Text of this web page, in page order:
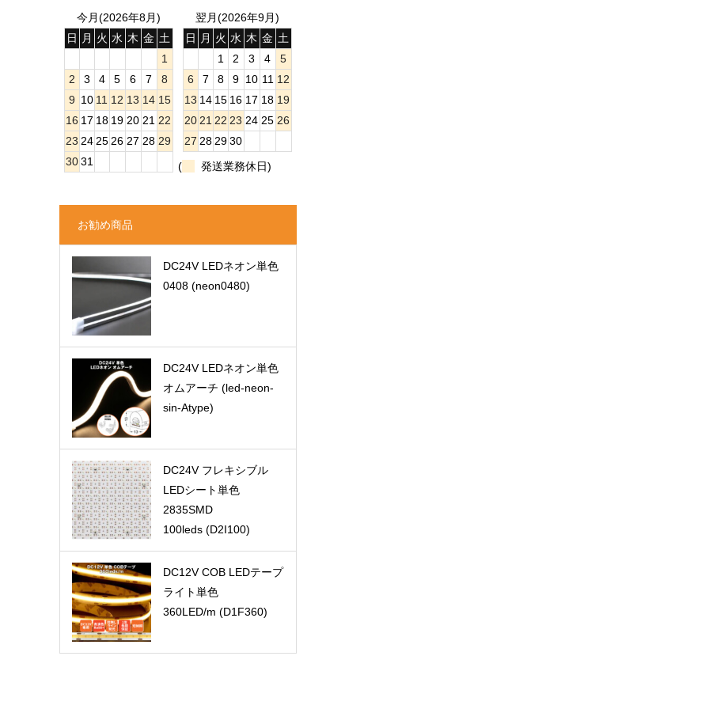
今月(2026年8月)
日
月 火 水 木 金 土
1
2
3 4 5 6 7
8
9 10 11 12 13 14 15
16 17 18 19 20 21 22
23 24 25 26 27 28 29
30 31
翌月(2026年9月)
日
月 火 水 木 金 土
1
2 3 4
5
6
7 8 9 10 11 12
13 14 15 16 17 18 19
20 21 22 23 24 25 26
27 28 29 30
(
発送業務休日)
お勧め商品
DC24V LEDネオン単色
0408 (neon0480)
DC24V LEDネオン単色
オムアーチ (led-neon-
sin-Atype)
DC24V フレキシブル
LEDシート単色
2835SMD
100leds (D2I100)
DC12V COB LEDテープ
ライト単色
360LED/m (D1F360)